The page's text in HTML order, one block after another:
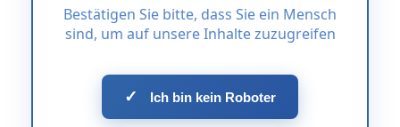
Bestätigen Sie bitte, dass Sie ein Mensch
sind, um auf unsere Inhalte zuzugreifen
✓ Ich bin kein Roboter